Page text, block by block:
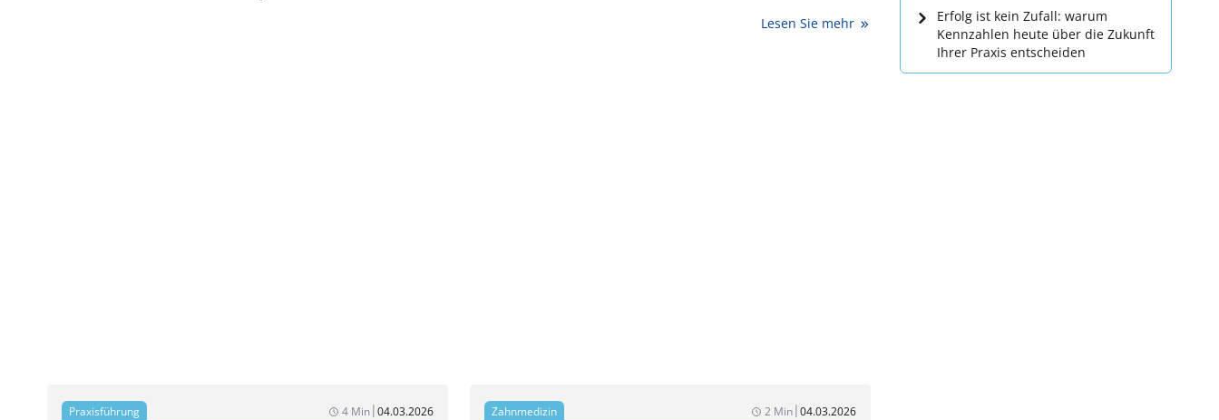
Lesen Sie mehr
Praxisführung 4 Min|04.03.2026 Zahnmedizin 2 Min|04.03.2026
Erfolg ist kein Zufall: warum
Kennzahlen heute über die Zukunft
Ihrer Praxis entscheiden